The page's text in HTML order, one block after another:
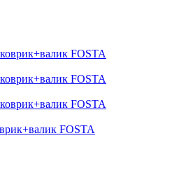
FOSTA